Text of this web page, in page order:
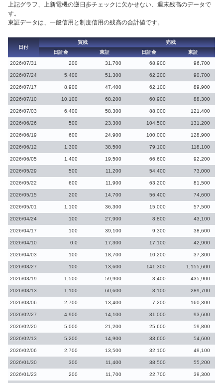
上記グラフ、上新電機の逆日歩チェックに欠かせない、週末残高のデータで
す。
東証データは、一般信用と制度信用の残高の合計値です。
日付
買残
売残
日証金
東証 日証金
東証
2026/07/31
200 31,700 68,900 96,700
2026/07/24 5,400 51,300 62,200 90,700
2026/07/17 8,900 47,400 62,100 89,900
2026/07/10 10,100 68,200 60,900 88,300
2026/07/03 6,400 58,300 88,000 121,400
2026/06/26 500 23,300 104,500 131,200
2026/06/19 600 24,900 100,000 128,900
2026/06/12 1,300 38,500 79,100 118,100
2026/06/05 1,400 19,500 66,600 92,200
2026/05/29 500 11,200 54,400 73,000
2026/05/22 600 11,900 63,200 81,500
2026/05/15 200 14,700 56,400 74,600
2026/05/01 1,100 36,300 15,000 57,500
2026/04/24 100 27,900 8,800 43,100
2026/04/17 100 39,100 9,300 38,600
2026/04/10 0.0 17,300 17,100 42,900
2026/04/03 100 18,700 10,200 37,300
2026/03/27 100 13,600 141,300 1,155,600
2026/03/19 1,500 59,900 3,400 435,900
2026/03/13 1,100 60,600 3,100 289,700
2026/03/06 2,700 13,400 7,200 160,300
2026/02/27 4,900 14,100 31,000 93,600
2026/02/20 5,000 21,200 25,600 59,800
2026/02/13 5,200 14,900 33,600 54,600
2026/02/06 2,700 13,500 32,100 49,100
2026/01/30 300 11,400 38,500 55,200
2026/01/23 200 11,700 22,700 39,300